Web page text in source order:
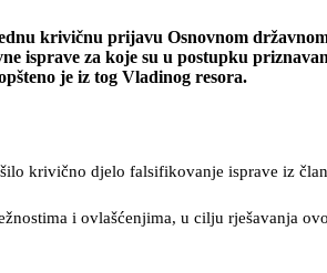
krivičnu prijavu Osnovnom
isprave za koje su u postupku
je iz tog Vladinog resora.
krivično d‌jelo falsifikovanje isprave iz
i ovlašćenjima, u cilju rješavanja